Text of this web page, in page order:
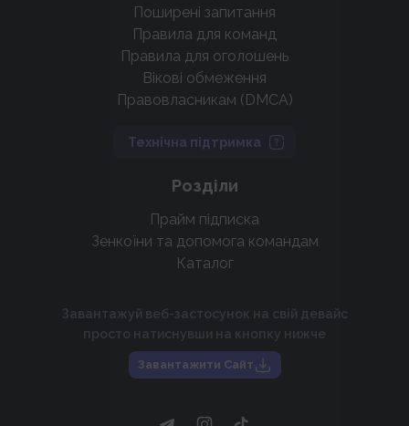
Поширені запитання
Правила для команд
Правила для оголошень
Вікові обмеження
Правовласникам (DMCA)
Технічна підтримка
Розділи
Прайм підписка
Зенкоїни та допомога командам
Каталог
Завантажуй веб-застосунок на свій девайс
просто натиснувши на кнопку нижче
Завантажити Сайт